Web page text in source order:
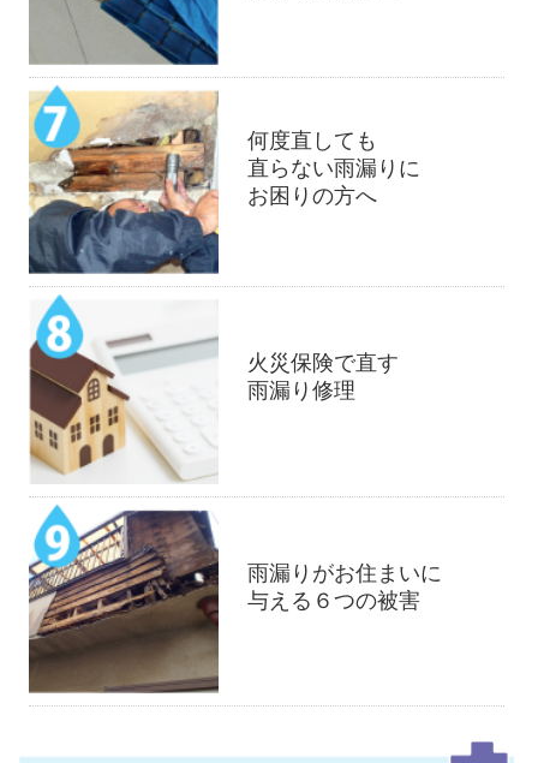
何度直しても
直らない雨漏りに
お困りの方へ
火災保険で直す
雨漏り修理
雨漏りがお住まいに
与える６つの被害